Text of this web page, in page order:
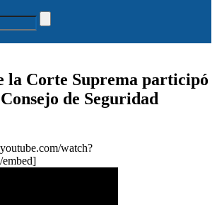
la Corte Suprema participó
de Seguridad
watch?